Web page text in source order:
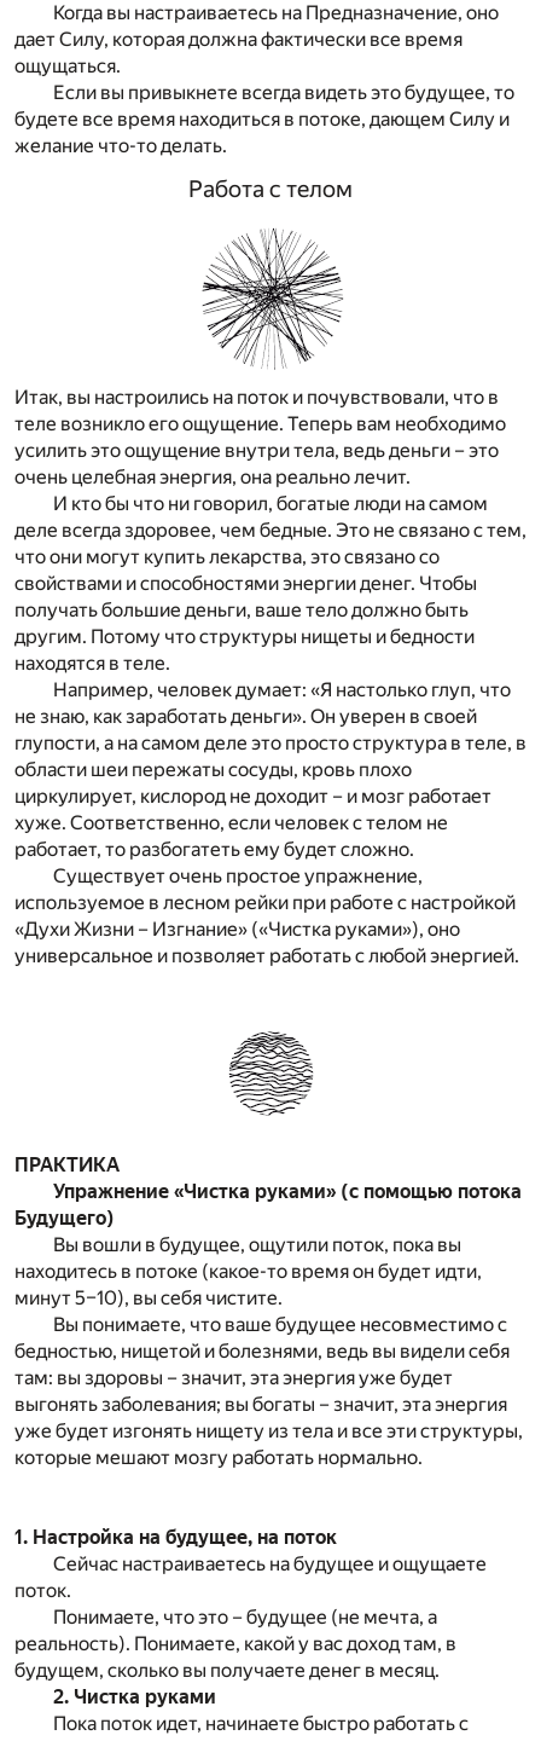
Когда вы настраиваетесь на Предназначение, оно
дает Силу, которая должна фактически все время
ощущаться.
Если вы привыкнете всегда видеть это будущее, то
будете все время находиться в потоке, дающем Силу и
желание что-то делать.
Работа с телом
Итак, вы настроились на поток и почувствовали, что в
теле возникло его ощущение. Теперь вам необходимо
усилить это ощущение внутри тела, ведь деньги – это
очень целебная энергия, она реально лечит.
И кто бы что ни говорил, богатые люди на самом
деле всегда здоровее, чем бедные. Это не связано с тем,
что они могут купить лекарства, это связано со
свойствами и способностями энергии денег. Чтобы
получать большие деньги, ваше тело должно быть
другим. Потому что структуры нищеты и бедности
находятся в теле.
Например, человек думает: «Я настолько глуп, что
не знаю, как заработать деньги». Он уверен в своей
глупости, а на самом деле это просто структура в теле, в
области шеи пережаты сосуды, кровь плохо
циркулирует, кислород не доходит – и мозг работает
хуже. Соответственно, если человек с телом не
работает, то разбогатеть ему будет сложно.
Существует очень простое упражнение,
используемое в лесном рейки при работе с настройкой
«Духи Жизни – Изгнание» («Чистка руками»), оно
универсальное и позволяет работать с любой энергией.
ПРАКТИКА
Упражнение «Чистка руками» (с помощью потока
Будущего)
Вы вошли в будущее, ощутили поток, пока вы
находитесь в потоке (какое-то время он будет идти,
минут 5–10), вы себя чистите.
Вы понимаете, что ваше будущее несовместимо с
бедностью, нищетой и болезнями, ведь вы видели себя
там: вы здоровы – значит, эта энергия уже будет
выгонять заболевания; вы богаты – значит, эта энергия
уже будет изгонять нищету из тела и все эти структуры,
которые мешают мозгу работать нормально.
1. Настройка на будущее, на поток
Сейчас настраиваетесь на будущее и ощущаете
поток.
Понимаете, что это – будущее (не мечта, а
реальность). Понимаете, какой у вас доход там, в
будущем, сколько вы получаете денег в месяц.
2. Чистка руками
Пока поток идет, начинаете быстро работать с